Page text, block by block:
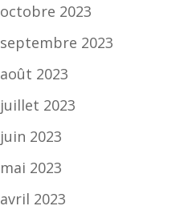
octobre 2023
septembre 2023
août 2023
juillet 2023
juin 2023
mai 2023
avril 2023